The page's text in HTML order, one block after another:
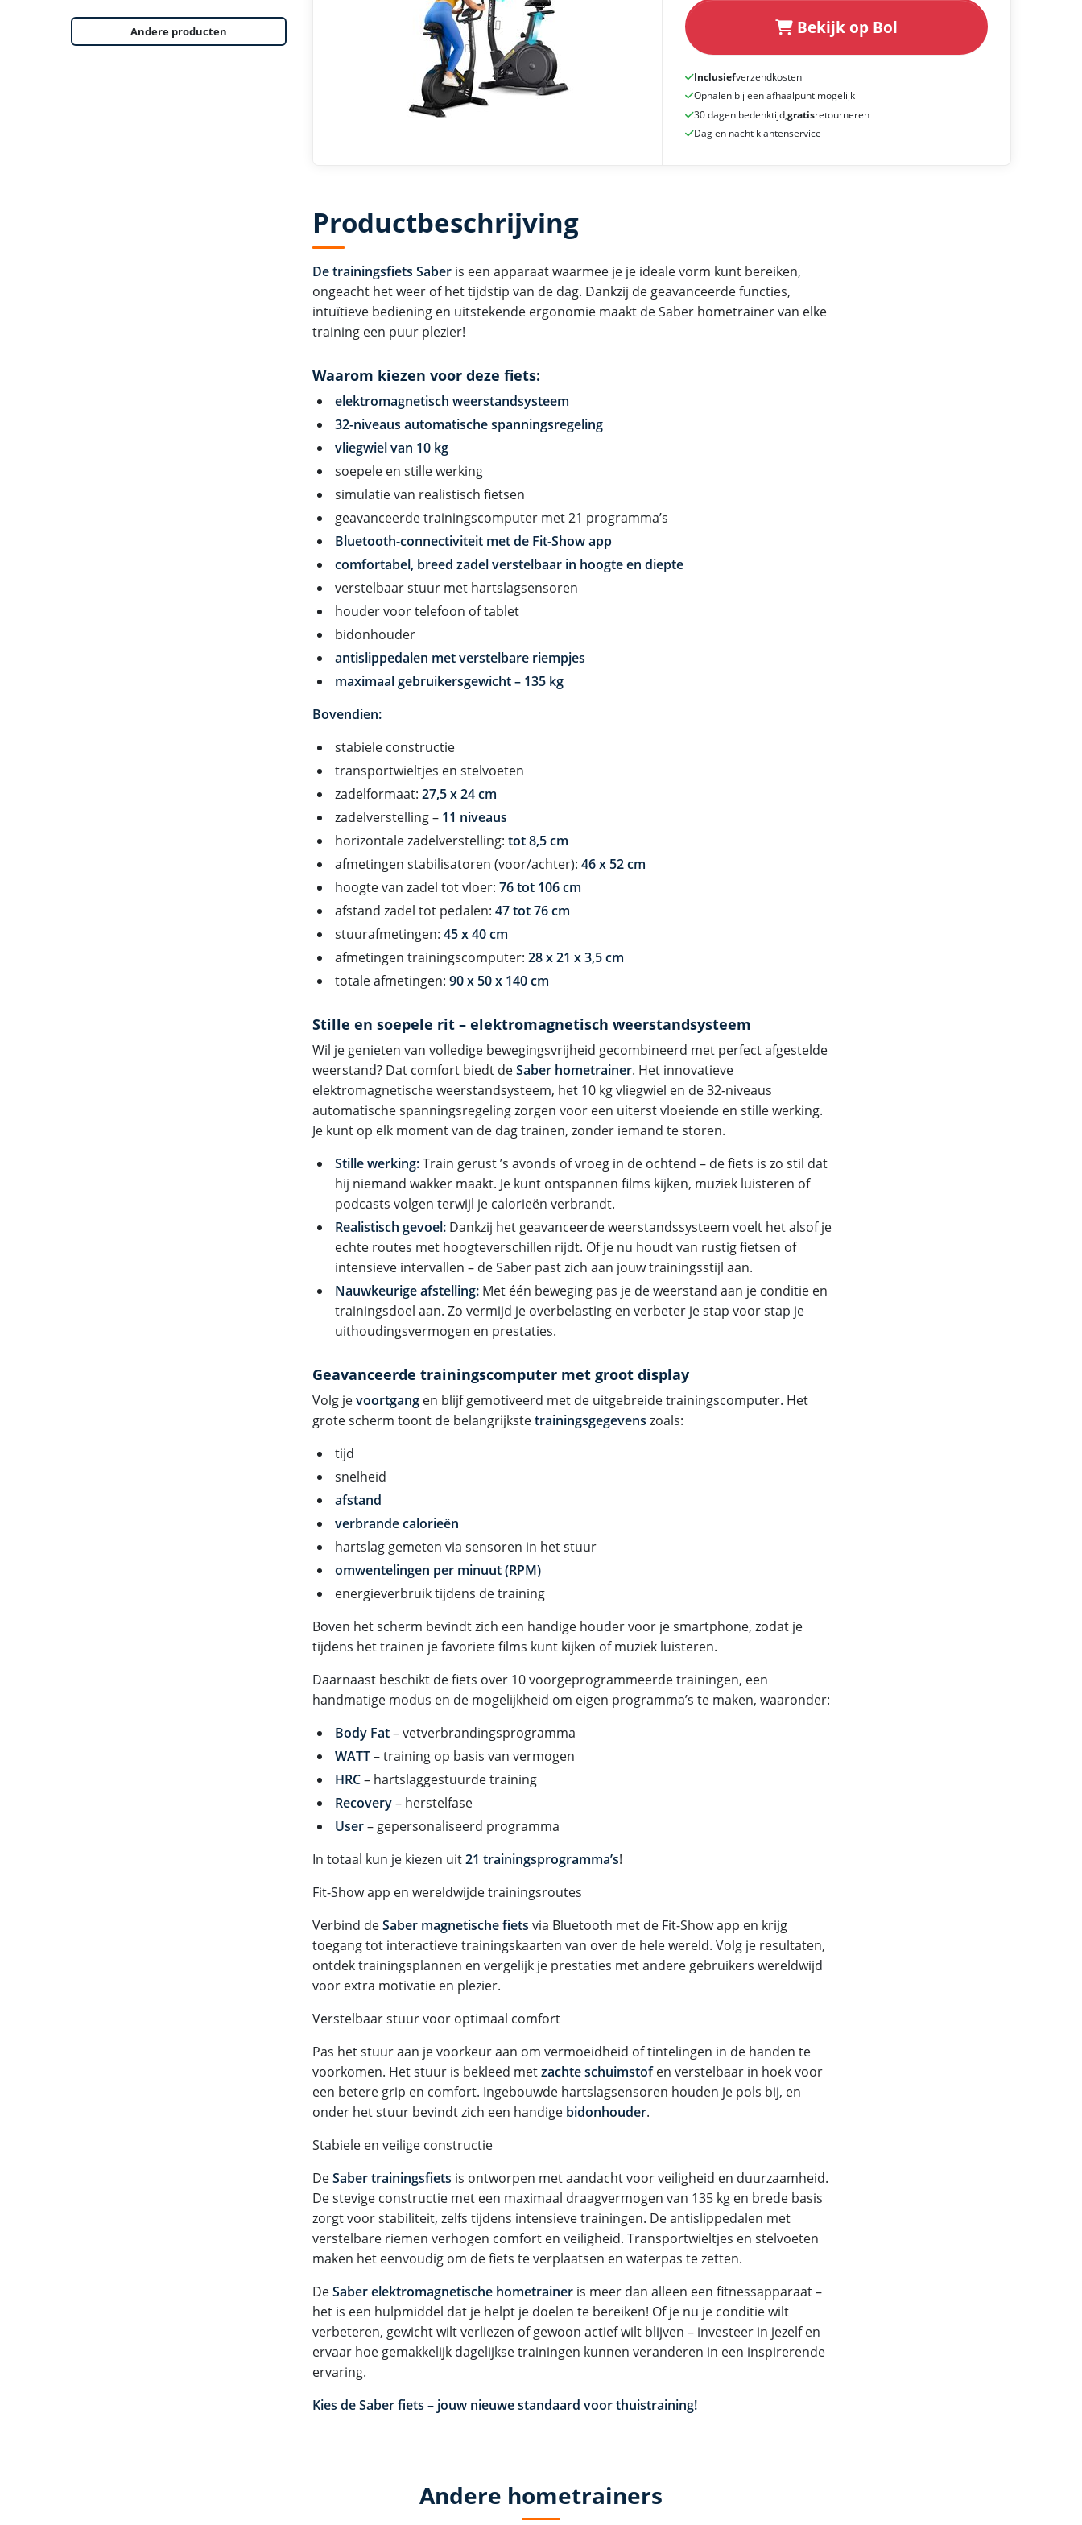
Andere producten Bekijk op Bol
Inclusiefverzendkosten
Ophalen bij een afhaalpunt mogelijk
30 dagen bedenktijd,gratisretourneren
Dag en nacht klantenservice
Productbeschrijving
De trainingsfiets Saber is een apparaat waarmee je je ideale vorm kunt bereiken,
ongeacht het weer of het tijdstip van de dag. Dankzij de geavanceerde functies,
intuïtieve bediening en uitstekende ergonomie maakt de Saber hometrainer van elke
training een puur plezier!
Waarom kiezen voor deze fiets:
elektromagnetisch weerstandsysteem
32-niveaus automatische spanningsregeling
vliegwiel van 10 kg
soepele en stille werking
simulatie van realistisch fietsen
geavanceerde trainingscomputer met 21 programma’s
Bluetooth-connectiviteit met de Fit-Show app
comfortabel, breed zadel verstelbaar in hoogte en diepte
verstelbaar stuur met hartslagsensoren
houder voor telefoon of tablet
bidonhouder
antislippedalen met verstelbare riempjes
maximaal gebruikersgewicht – 135 kg
Bovendien:
stabiele constructie
transportwieltjes en stelvoeten
zadelformaat: 27,5 x 24 cm
zadelverstelling – 11 niveaus
horizontale zadelverstelling: tot 8,5 cm
afmetingen stabilisatoren (voor/achter): 46 x 52 cm
hoogte van zadel tot vloer: 76 tot 106 cm
afstand zadel tot pedalen: 47 tot 76 cm
stuurafmetingen: 45 x 40 cm
afmetingen trainingscomputer: 28 x 21 x 3,5 cm
totale afmetingen: 90 x 50 x 140 cm
Stille en soepele rit – elektromagnetisch weerstandsysteem
Wil je genieten van volledige bewegingsvrijheid gecombineerd met perfect afgestelde
weerstand? Dat comfort biedt deSaber hometrainer. Het innovatieve
elektromagnetische weerstandsysteem, het 10 kg vliegwiel en de 32-niveaus
automatische spanningsregeling zorgen voor een uiterst vloeiende en stille werking.
Je kunt op elk moment van de dag trainen, zonder iemand te storen.
Stille werking:Train gerust ’s avonds of vroeg in de ochtend – de fiets is zo stil dat
hij niemand wakker maakt. Je kunt ontspannen films kijken, muziek luisteren of
podcasts volgen terwijl je calorieën verbrandt.
Realistisch gevoel: Dankzij het geavanceerde weerstandssysteem voelt het alsof je
echte routes met hoogteverschillen rijdt. Of je nu houdt van rustig fietsen of
intensieve intervallen – de Saber past zich aan jouw trainingsstijl aan.
Nauwkeurige afstelling: Met één beweging pas je de weerstand aan je conditie en
trainingsdoel aan. Zo vermijd je overbelasting en verbeter je stap voor stap je
uithoudingsvermogen en prestaties.
Geavanceerde trainingscomputer met groot display
Volg jevoortgang en blijf gemotiveerd met de uitgebreide trainingscomputer. Het
grote scherm toont de belangrijkstetrainingsgegevens zoals:
tijd
snelheid
afstand
verbrande calorieën
hartslag gemeten via sensoren in het stuur
omwentelingen per minuut (RPM)
energieverbruik tijdens de training
Boven het scherm bevindt zich een handige houder voor je smartphone, zodat je
tijdens het trainen je favoriete films kunt kijken of muziek luisteren.
Daarnaast beschikt de fiets over 10 voorgeprogrammeerde trainingen, een
handmatige modus en de mogelijkheid om eigen programma’s te maken, waaronder:
Body Fat– vetverbrandingsprogramma
WATT– training op basis van vermogen
HRC– hartslaggestuurde training
Recovery– herstelfase
User– gepersonaliseerd programma
In totaal kun je kiezen uit21 trainingsprogramma’s!
Fit-Show app en wereldwijde trainingsroutes
Verbind deSaber magnetische fiets via Bluetooth met de Fit-Show app en krijg
toegang tot interactieve trainingskaarten van over de hele wereld. Volg je resultaten,
ontdek trainingsplannen en vergelijk je prestaties met andere gebruikers wereldwijd
voor extra motivatie en plezier.
Verstelbaar stuur voor optimaal comfort
Pas het stuur aan je voorkeur aan om vermoeidheid of tintelingen in de handen te
voorkomen. Het stuur is bekleed metzachte schuimstofen verstelbaar in hoek voor
een betere grip en comfort. Ingebouwde hartslagsensoren houden je pols bij, en
onder het stuur bevindt zich een handige bidonhouder.
Stabiele en veilige constructie
DeSaber trainingsfiets is ontworpen met aandacht voor veiligheid en duurzaamheid.
De stevige constructie met een maximaal draagvermogen van 135 kg en brede basis
zorgt voor stabiliteit, zelfs tijdens intensieve trainingen. De antislippedalen met
verstelbare riemen verhogen comfort en veiligheid. Transportwieltjes en stelvoeten
maken het eenvoudig om de fiets te verplaatsen en waterpas te zetten.
DeSaber elektromagnetische hometrainer is meer dan alleen een fitnessapparaat –
het is een hulpmiddel dat je helpt je doelen te bereiken! Of je nu je conditie wilt
verbeteren, gewicht wilt verliezen of gewoon actief wilt blijven – investeer in jezelf en
ervaar hoe gemakkelijk dagelijkse trainingen kunnen veranderen in een inspirerende
ervaring.
Kies de Saber fiets – jouw nieuwe standaard voor thuistraining!
Andere hometrainers